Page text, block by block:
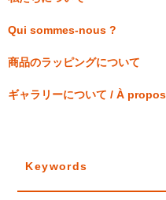
Qui sommes-nous ?
商品のラッピングについて
ギャラリーについて / À
Keywords